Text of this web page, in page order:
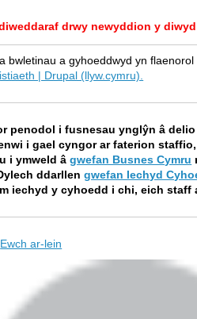
drwy newyddion y
bwletinau a gyhoeddwyd yn
| Drupal (llyw.cymru).
penodol i fusnesau ynglŷn â
i gael cyngor ar faterion
i ymweld âgwefan Busnes Cymru
ddarllengwefan Iechyd
iechyd y cyhoedd i chi, eich staff
Ewch ar-lein